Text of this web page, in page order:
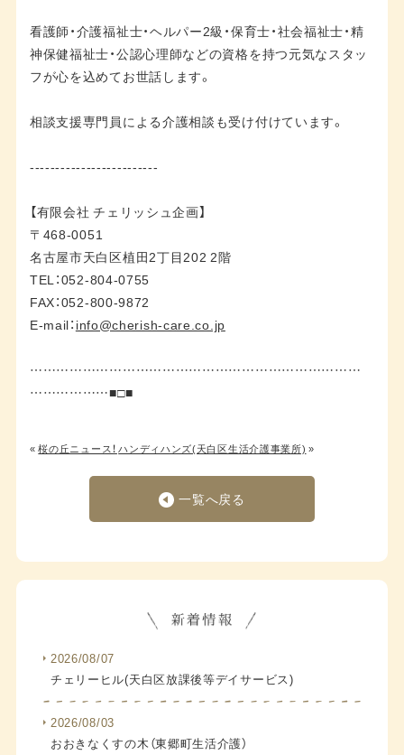
看護師・介護福祉士・ヘルパー2級・保育士・社会福祉士・精
神保健福祉士・公認心理師などの資格を持つ元気なスタッ
フが心を込めてお世話します。
相談支援専門員による介護相談も受け付けています。
-------------------------
【有限会社 チェリッシュ企画】
〒468-0051
名古屋市天白区植田2丁目202 2階
TEL：052-804-0755
FAX：052-800-9872
E-mail： info@cherish-care.co.jp
…………………………………………………………………
………………■□■
«桜の丘ニュース！ハンディハンズ(天白区生活介護事業所) »
一覧へ戻る
2026/08/07
チェリーヒル(天白区放課後等デイサービス)
2026/08/03
おおきなくすの木（東郷町生活介護）